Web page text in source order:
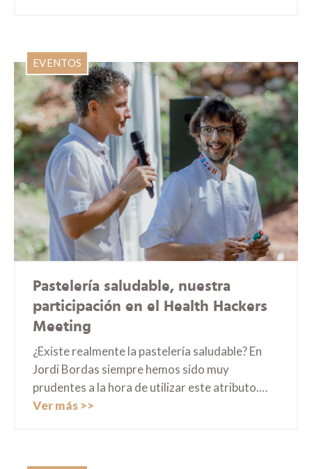
EVENTOS
Pastelería saludable, nuestra
participación en el Health Hackers
Meeting
¿Existe realmente la pastelería saludable? En
Jordi Bordas siempre hemos sido muy
prudentes a la hora de utilizar este atributo.…
Ver más